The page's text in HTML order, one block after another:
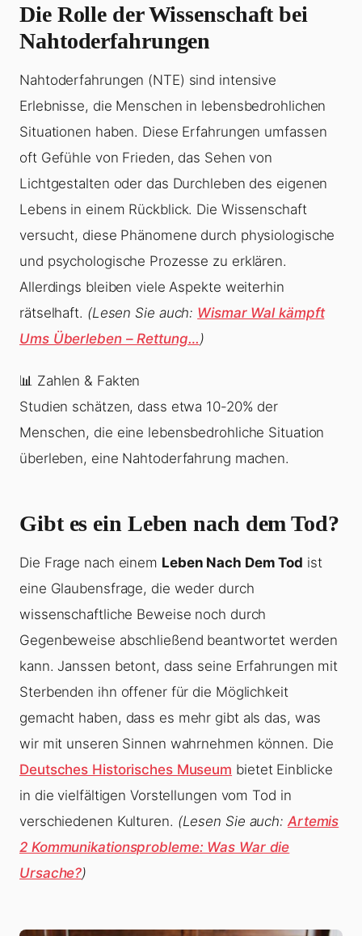
Die Rolle der Wissenschaft bei
Nahtoderfahrungen
Nahtoderfahrungen (NTE) sind intensive
Erlebnisse, die Menschen in lebensbedrohlichen
Situationen haben. Diese Erfahrungen umfassen
oft Gefühle von Frieden, das Sehen von
Lichtgestalten oder das Durchleben des eigenen
Lebens in einem Rückblick. Die Wissenschaft
versucht, diese Phänomene durch physiologische
und psychologische Prozesse zu erklären.
Allerdings bleiben viele Aspekte weiterhin
rätselhaft. (Lesen Sie auch: Wismar Wal kämpft
Ums Überleben – Rettung… )
📊 Zahlen & Fakten
Studien schätzen, dass etwa 10-20% der
Menschen, die eine lebensbedrohliche Situation
überleben, eine Nahtoderfahrung machen.
Gibt es ein Leben nach dem Tod?
Die Frage nach einem Leben Nach Dem Tod ist
eine Glaubensfrage, die weder durch
wissenschaftliche Beweise noch durch
Gegenbeweise abschließend beantwortet werden
kann. Janssen betont, dass seine Erfahrungen mit
Sterbenden ihn offener für die Möglichkeit
gemacht haben, dass es mehr gibt als das, was
wir mit unseren Sinnen wahrnehmen können. Die
Deutsches Historisches Museum bietet Einblicke
in die vielfältigen Vorstellungen vom Tod in
verschiedenen Kulturen. (Lesen Sie auch: Artemis
2 Kommunikationsprobleme: Was War die
Ursache?)